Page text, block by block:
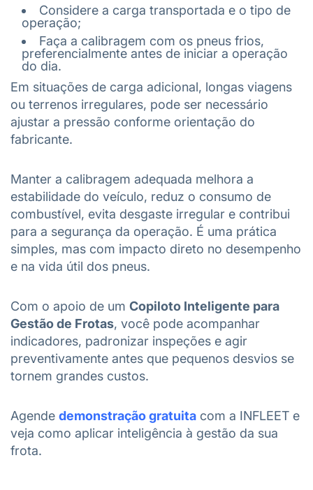
Considere a carga transportada e o tipo de
operação;
Faça a calibragem com os pneus frios,
preferencialmente antes de iniciar a operação
do dia.
Em situações de carga adicional, longas viagens
ou terrenos irregulares, pode ser necessário
ajustar a pressão conforme orientação do
fabricante.
Manter a calibragem adequada melhora a
estabilidade do veículo, reduz o consumo de
combustível, evita desgaste irregular e contribui
para a segurança da operação. É uma prática
simples, mas com impacto direto no desempenho
e na vida útil dos pneus.
Com o apoio de um Copiloto Inteligente para
Gestão de Frotas, você pode acompanhar
indicadores, padronizar inspeções e agir
preventivamente antes que pequenos desvios se
tornem grandes custos.
Agende demonstração gratuita com a INFLEET e
veja como aplicar inteligência à gestão da sua
frota.